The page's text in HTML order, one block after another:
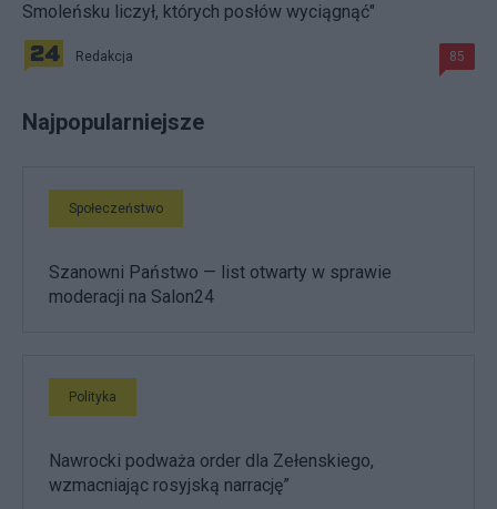
Smoleńsku liczył, których posłów wyciągnąć"
Redakcja 85
Najpopularniejsze
Społeczeństwo
Szanowni Państwo — list otwarty w sprawie
moderacji na Salon24
Polityka
Nawrocki podważa order dla Zełenskiego,
wzmacniając rosyjską narrację”